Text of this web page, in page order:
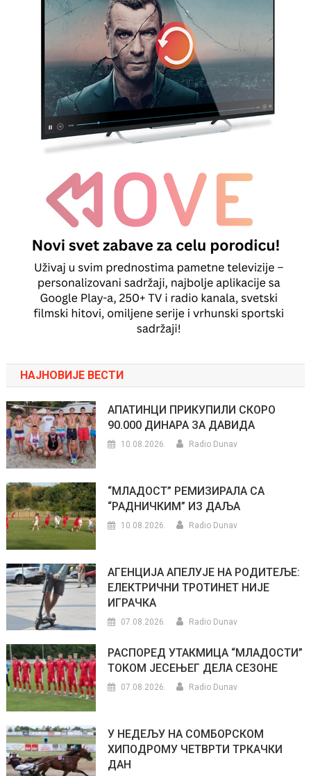
НАЈНОВИЈЕ ВЕСТИ
АПАТИНЦИ ПРИКУПИЛИ СКОРО
90.000 ДИНАРА ЗА ДАВИДА
10.08.2026. Radio Dunav
“МЛАДОСТ” РЕМИЗИРАЛА СА
“РАДНИЧКИМ” ИЗ ДАЉА
10.08.2026. Radio Dunav
АГЕНЦИЈА АПЕЛУЈЕ НА РОДИТЕЉЕ:
ЕЛЕКТРИЧНИ ТРОТИНЕТ НИЈЕ
ИГРАЧКА
07.08.2026. Radio Dunav
РАСПОРЕД УТАКМИЦА “МЛАДОСТИ”
ТОКОМ ЈЕСЕЊЕГ ДЕЛА СЕЗОНЕ
07.08.2026. Radio Dunav
У НЕДЕЉУ НА СОМБОРСКОМ
ХИПОДРОМУ ЧЕТВРТИ ТРКАЧКИ
ДАН